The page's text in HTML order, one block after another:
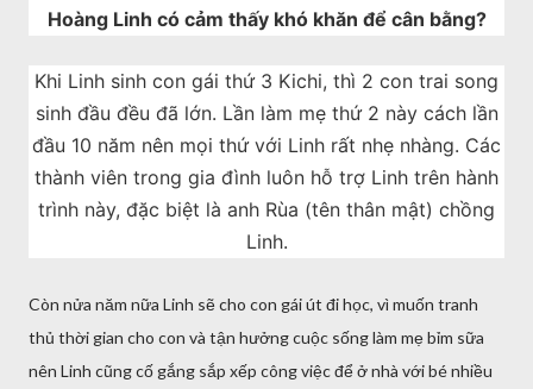
Hoàng Linh có cảm thấy khó khăn để cân bằng?
Khi Linh sinh con gái thứ 3 Kichi, thì 2 con trai song
sinh đầu đều đã lớn. Lần làm mẹ thứ 2 này cách lần
đầu 10 năm nên mọi thứ với Linh rất nhẹ nhàng. Các
thành viên trong gia đình luôn hỗ trợ Linh trên hành
trình này, đặc biệt là anh Rùa (tên thân mật) chồng
Linh.
Còn nửa năm nữa Linh sẽ cho con gái út đi học, vì muốn tranh
thủ thời gian cho con và tận hưởng cuộc sống làm mẹ bỉm sữa
nên Linh cũng cố gắng sắp xếp công việc để ở nhà với bé nhiều